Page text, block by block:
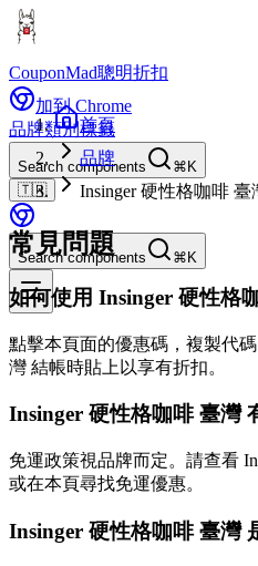
CouponMad聰明折扣
加到 Chrome
品牌類別標籤
Search components
⌘K
🇹🇼
Search components ⌘K
首頁
品牌
Insinger 硬性格咖啡 臺
常見問題
如何使用 Insinger 硬性格
點擊本頁面的優惠碼，複製代
灣 結帳時貼上以享有折扣。
Insinger 硬性格咖啡 臺灣
免運政策視品牌而定。請查看
或在本頁尋找免運優惠。
Insinger 硬性格咖啡 臺灣